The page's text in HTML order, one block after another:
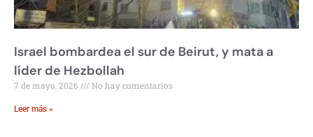
Israel bombardea el sur de Beirut, y mata a
líder de Hezbollah
7 de mayo, 2026 No hay comentarios
Leer más »